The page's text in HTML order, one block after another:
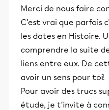
Merci de nous faire
C'est vrai que parfois
les dates en Histoire.
comprendre la suite
liens entre eux. De
avoir un sens pour toi!
Pour avoir des trucs
étude, je t'invite à